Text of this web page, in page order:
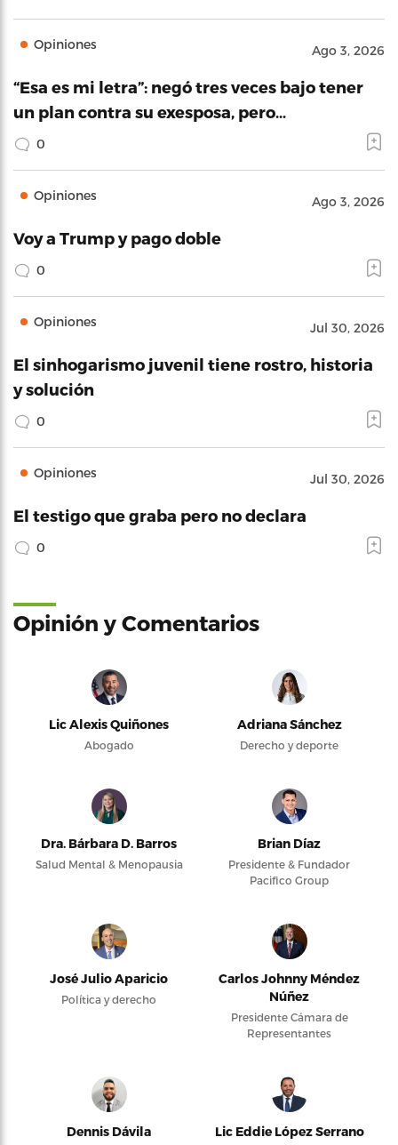
Opiniones Ago 3, 2026
“Esa es mi letra”: negó tres veces bajo tener
un plan contra su exesposa, pero…
0
Opiniones Ago 3, 2026
Voy a Trump y pago doble
0
Opiniones Jul 30, 2026
El sinhogarismo juvenil tiene rostro, historia
y solución
0
Opiniones Jul 30, 2026
El testigo que graba pero no declara
0
Opinión y Comentarios
Lic Alexis Quiñones
Abogado
Adriana Sánchez
Derecho y deporte
Dra. Bárbara D. Barros
Salud Mental & Menopausia
Brian Díaz
Presidente & Fundador
Pacifico Group
José Julio Aparicio
Política y derecho
Carlos Johnny Méndez
Núñez
Presidente Cámara de
Representantes
Dennis Dávila Lic Eddie López Serrano